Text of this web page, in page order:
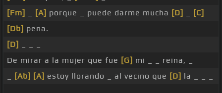
[Fm]
[A] porque _ puede darme mucha [D]
[C]
[Db] pena.
[D]
De mirar a la mujer que fue [G] mi _ _ reina, _
[Ab] [A] estoy llorando _ al vecino que [D] la _ _ _